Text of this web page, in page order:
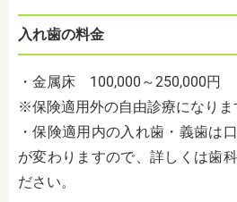
入れ歯の料金
・金属床 100,000～250,000円
※保険適用外の自由診療になりま
・保険適用内の入れ歯・義歯は
が変わりますので、詳しくは歯
ださい。